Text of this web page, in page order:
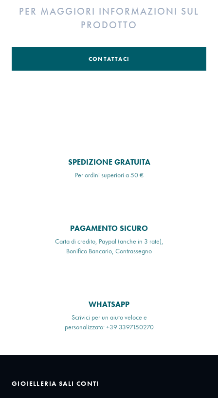
PER MAGGIORI INFORMAZIONI SUL
PRODOTTO
CONTATTACI
SPEDIZIONE GRATUITA
Per ordini superiori a 50 €
PAGAMENTO SICURO
Carta di credito, Paypal (anche in 3 rate),
Bonifico Bancario, Contrassegno
WHATSAPP
Scrivici per un aiuto veloce e
personalizzato: +39 3397150270
GIOIELLERIA SALI CONTI